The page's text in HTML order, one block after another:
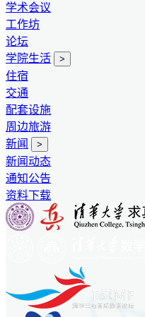
学术会议
工作坊
论坛
学院生活
>
住宿
交通
配套设施
周边旅游
新闻
>
新闻动态
通知公告
资料下载